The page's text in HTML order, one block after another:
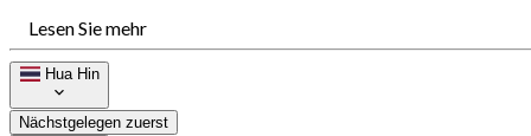
Lesen Sie mehr
Hua Hin
Nächstgelegen zuerst